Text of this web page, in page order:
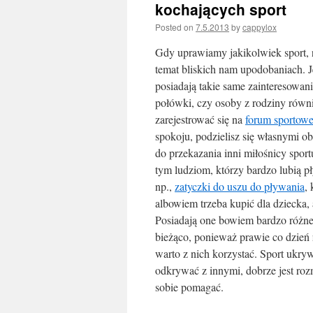
kochających sport
Posted on 7.5.2013 bycappylox
Gdy uprawiamy jakikolwiek sport,
temat bliskich nam upodobaniach.
posiadają takie same
połówki, czy osoby z rodziny
zarejestrować się na forum sportowe
spokoju, podzielisz się własnymi
do przekazania inni miłośnicy
tym ludziom, którzy bardzo lubią
np., zatyczki do uszu do pływania,
albowiem trzeba kupić dla
Posiadają one bowiem bardzo
bieżąco, ponieważ prawie co
warto z nich korzystać. Sport
odkrywać z innymi, dobrze jest
sobie pomagać.